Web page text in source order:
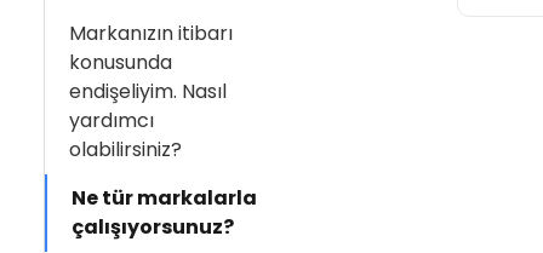
Markanızın itibarı
konusunda
endişeliyim. Nasıl
yardımcı
olabilirsiniz?
Ne tür markalarla
çalışıyorsunuz?